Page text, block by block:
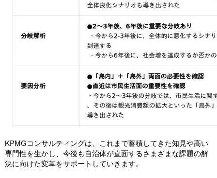
KPMGコンサルティングは、これまで蓄積してきた知見や高い
専門性を生かし、今後も自治体が直面するさまざまな課題の解
決に向けた変革をサポートしていきます。